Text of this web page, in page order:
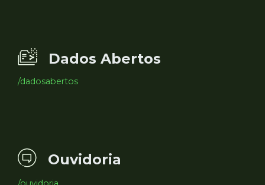
Dados Abertos
/dadosabertos
Ouvidoria